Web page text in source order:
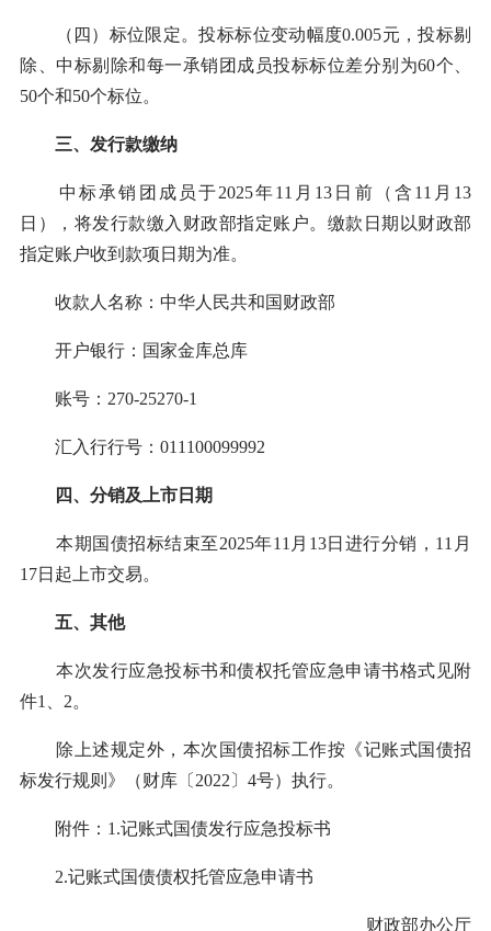
（四）标位限定。投标标位变动幅度0.005元，投标剔
除、中标剔除和每一承销团成员投标标位差分别为60个、
50个和50个标位。
三、发行款缴纳
中标承销团成员于2025年11月13日前（含11月13
日），将发行款缴入财政部指定账户。缴款日期以财政部
指定账户收到款项日期为准。
收款人名称：中华人民共和国财政部
开户银行：国家金库总库
账号：270-25270-1
汇入行行号：011100099992
四、分销及上市日期
本期国债招标结束至2025年11月13日进行分销，11月
17日起上市交易。
五、其他
本次发行应急投标书和债权托管应急申请书格式见附
件1、2。
除上述规定外，本次国债招标工作按《记账式国债招
标发行规则》（财库〔2022〕4号）执行。
附件：1.记账式国债发行应急投标书
2.记账式国债债权托管应急申请书
财政部办公厅